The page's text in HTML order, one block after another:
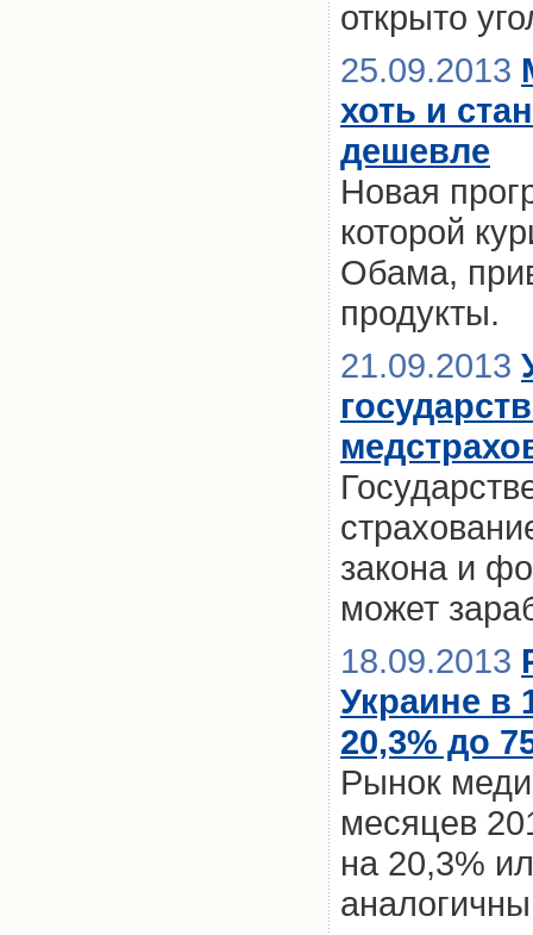
открыто
25.09.2013
хоть и
дешевле
Новая
которой
Обама,
продукты.
21.09.2013
закона и
может
18.09.2013
Украине в
20,3% до
Рынок
месяцев
на 20,3%